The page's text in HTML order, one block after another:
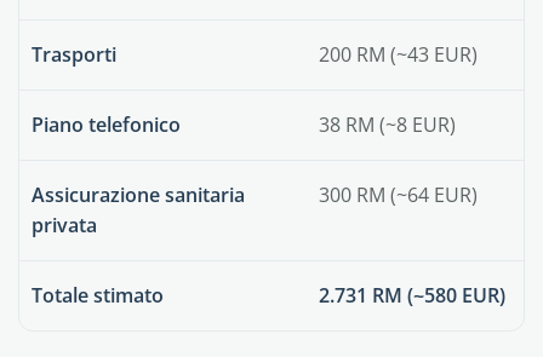
Trasporti 200 RM (~43 EUR)
Piano telefonico 38 RM (~8 EUR)
Assicurazione sanitaria
privata
300 RM (~64 EUR)
Totale stimato 2.731 RM (~580 EUR)